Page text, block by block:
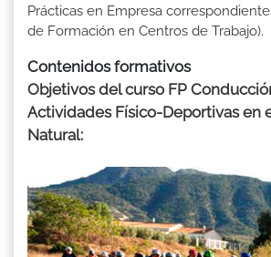
Prácticas en Empresa
de Formación en Centros de Trabajo).
Contenidos formativos
Objetivos del curso FP
Actividades Físico-Deportivas en
Natural: